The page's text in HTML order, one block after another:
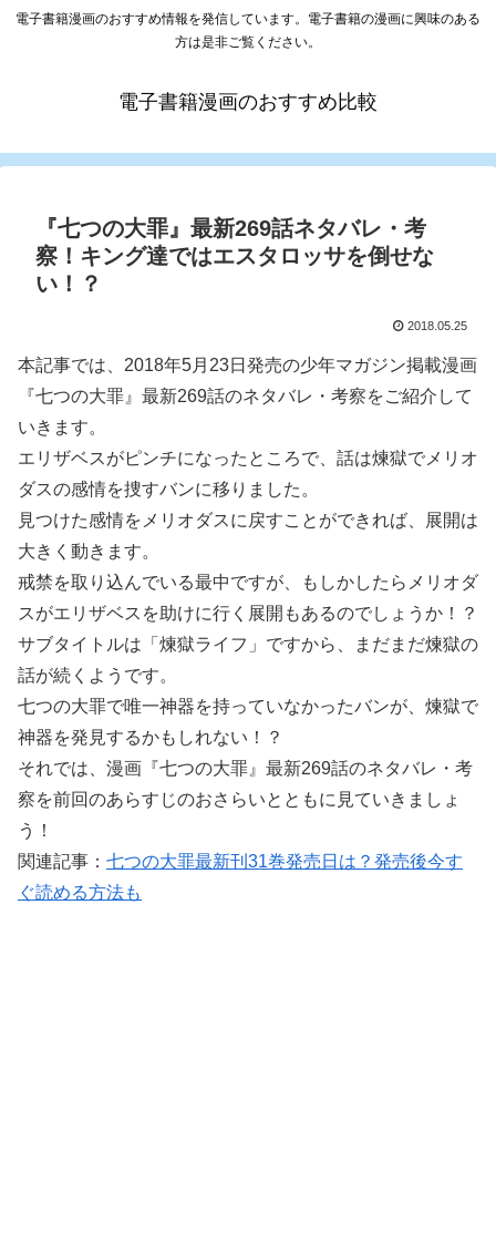
電子書籍漫画のおすすめ情報を発信しています。電子書籍の漫画に興味のある
方は是非ご覧ください。
電子書籍漫画のおすすめ比較
『七つの大罪』最新269話ネタバレ・考
察！キング達ではエスタロッサを倒せな
い！？
2018.05.25
本記事では、2018年5月23日発売の少年マガジン掲載漫画
『七つの大罪』最新269話のネタバレ・考察をご紹介して
いきます。
エリザベスがピンチになったところで、話は煉獄でメリオ
ダスの感情を捜すバンに移りました。
見つけた感情をメリオダスに戻すことができれば、展開は
大きく動きます。
戒禁を取り込んでいる最中ですが、もしかしたらメリオダ
スがエリザベスを助けに行く展開もあるのでしょうか！？
サブタイトルは「煉獄ライフ」ですから、まだまだ煉獄の
話が続くようです。
七つの大罪で唯一神器を持っていなかったバンが、煉獄で
神器を発見するかもしれない！？
それでは、漫画『七つの大罪』最新269話のネタバレ・考
察を前回のあらすじのおさらいとともに見ていきましょ
う！
関連記事： 七つの大罪最新刊31巻発売日は？発売後今す
ぐ読める方法も